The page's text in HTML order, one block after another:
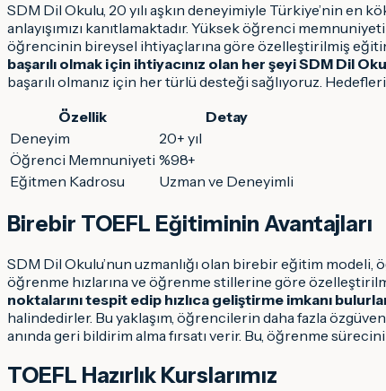
SDM Dil Okulu, 20 yılı aşkın deneyimiyle Türkiye’nin
anlayışımızı kanıtlamaktadır. Yüksek öğrenci
öğrencinin bireysel ihtiyaçlarına göre özelleştirilmiş
başarılı olmak için ihtiyacınız olan her şeyi SDM Dil
başarılı olmanız için her türlü desteği sağlıyoruz.
Özellik
Detay
Deneyim
20+ yıl
Öğrenci Memnuniyeti %98+
Eğitmen Kadrosu
Uzman ve Deneyimli
Birebir TOEFL Eğitiminin Avantajları
SDM Dil Okulu’nun uzmanlığı olan birebir eğitim
öğrenme hızlarına ve öğrenme stillerine göre
noktalarını tespit edip hızlıca geliştirme imkanı
halindedirler. Bu yaklaşım, öğrencilerin daha fazla
anında geri bildirim alma fırsatı verir. Bu, öğrenme
TOEFL Hazırlık Kurslarımız